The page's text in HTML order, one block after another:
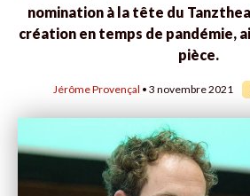
nomination à la tête du
création en temps de pandémie,
pièce.
Jérôme Provençal • 3 novembre 2021